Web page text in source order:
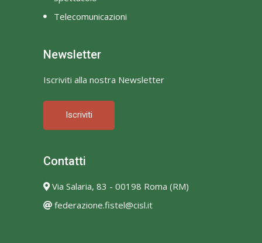
Telecomunicazioni
Newsletter
Iscriviti alla nostra Newsletter
Iscriviti
Contatti
Via Salaria, 83 - 00198 Roma (RM)
federazione.fistel@cisl.it